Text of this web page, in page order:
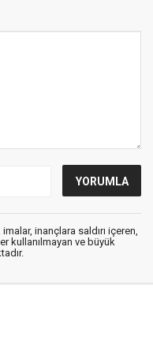
inançlara saldırı içeren,
kullanılmayan ve büyük